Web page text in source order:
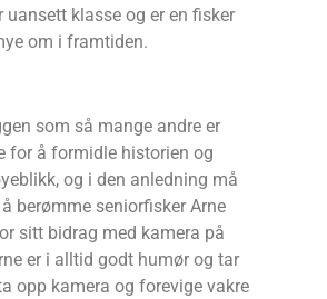
uansett klasse og er en fisker
om i framtiden.
som så mange andre er
for å formidle historien og
og i den anledning må
berømme seniorfisker Arne
sitt bidrag med kamera på
er i alltid godt humør og tar
opp kamera og forevige vakre